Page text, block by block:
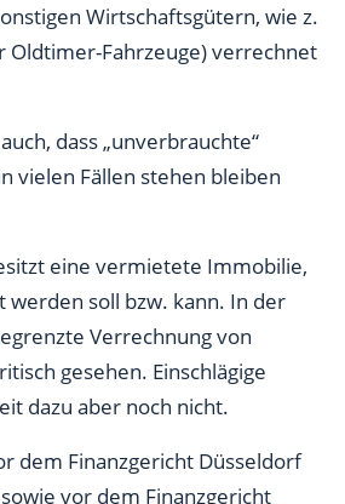
Wirtschaftsgütern, wie z.
Oldtimer-Fahrzeuge) verrechnet
dass „unverbrauchte“
vielen Fällen stehen bleiben
eine vermietete Immobilie,
soll bzw. kann. In der
Verrechnung von
gesehen. Einschlägige
dazu aber noch nicht.
dem Finanzgericht Düsseldorf
vor dem Finanzgericht